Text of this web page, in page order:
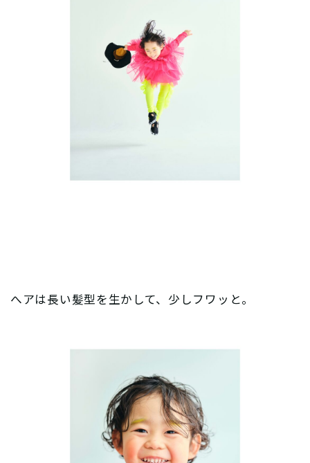
へアは長い髪型を生かして、少しフワッと。